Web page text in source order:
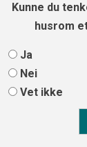
Kunne du
husrom
Ja
Nei
Vet ikke